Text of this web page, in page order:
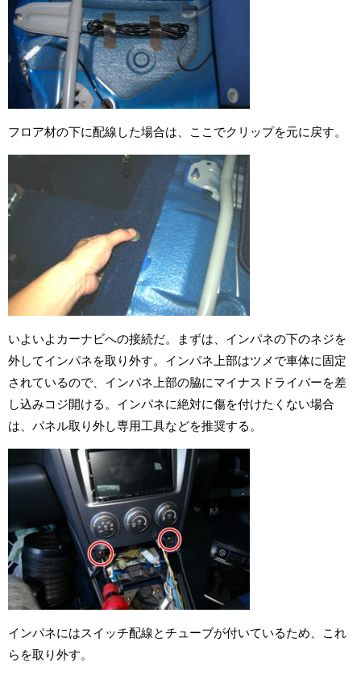
フロア材の下に配線した場合は、ここでクリップを元に戻す。
いよいよカーナビへの接続だ。まずは、インパネの下のネジを
外してインパネを取り外す。インパネ上部はツメで車体に固定
されているので、インパネ上部の脇にマイナスドライバーを差
し込みコジ開ける。インパネに絶対に傷を付けたくない場合
は、パネル取り外し専用工具などを推奨する。
インパネにはスイッチ配線とチューブが付いているため、これ
らを取り外す。